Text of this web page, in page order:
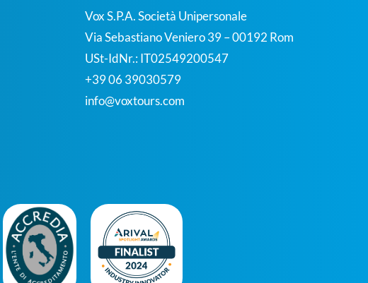
Vox S.p.A. Società Unipersonale
Via Sebastiano Veniero 39 – 00192 Rom
USt-IdNr.: IT02549200547
+39 06 39030579
info@voxtours.com